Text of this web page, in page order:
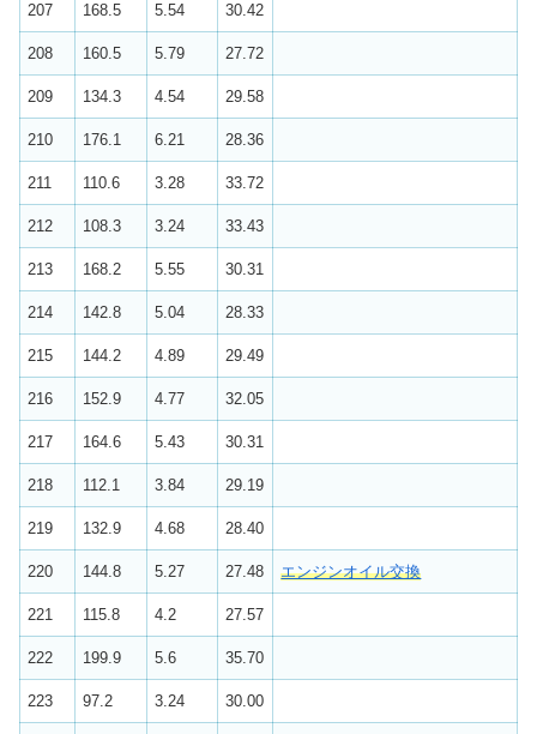
207 168.5 5.54 30.42
208 160.5 5.79 27.72
209 134.3 4.54 29.58
210 176.1 6.21 28.36
211 110.6 3.28 33.72
212 108.3 3.24 33.43
213 168.2 5.55 30.31
214 142.8 5.04 28.33
215 144.2 4.89 29.49
216 152.9 4.77 32.05
217 164.6 5.43 30.31
218 112.1 3.84 29.19
219 132.9 4.68 28.40
220 144.8 5.27 27.48 エンジンオイル交換
221 115.8 4.2 27.57
222 199.9 5.6 35.70
223 97.2 3.24 30.00